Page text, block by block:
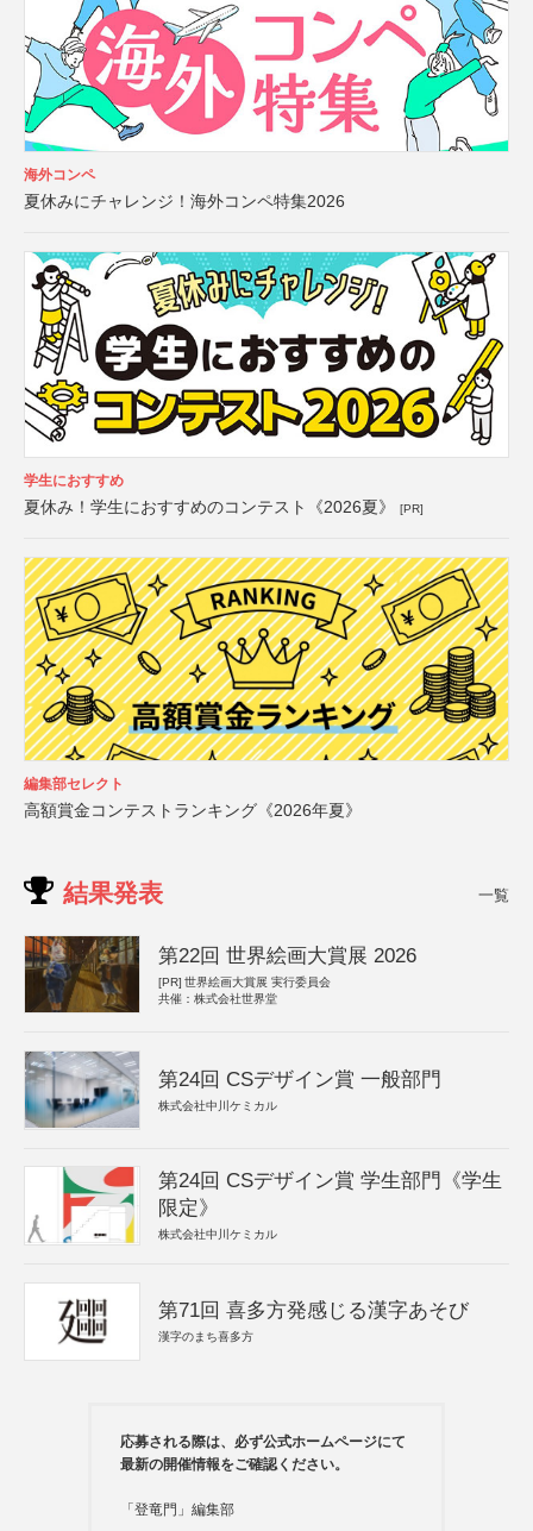
海外コンペ
夏休みにチャレンジ！海外コンペ特集2026
学生におすすめ
夏休み！学生におすすめのコンテスト《2026夏》 [PR]
編集部セレクト
高額賞金コンテストランキング《2026年夏》
結果発表 一覧
第22回 世界絵画大賞展 2026
[PR] 世界絵画大賞展 実行委員会
共催：株式会社世界堂
第24回 CSデザイン賞 一般部門
株式会社中川ケミカル
第24回 CSデザイン賞 学生部門《学生
限定》
株式会社中川ケミカル
第71回 喜多方発感じる漢字あそび
漢字のまち喜多方
応募される際は、必ず公式ホームページにて
最新の開催情報をご確認ください。
「登竜門」編集部